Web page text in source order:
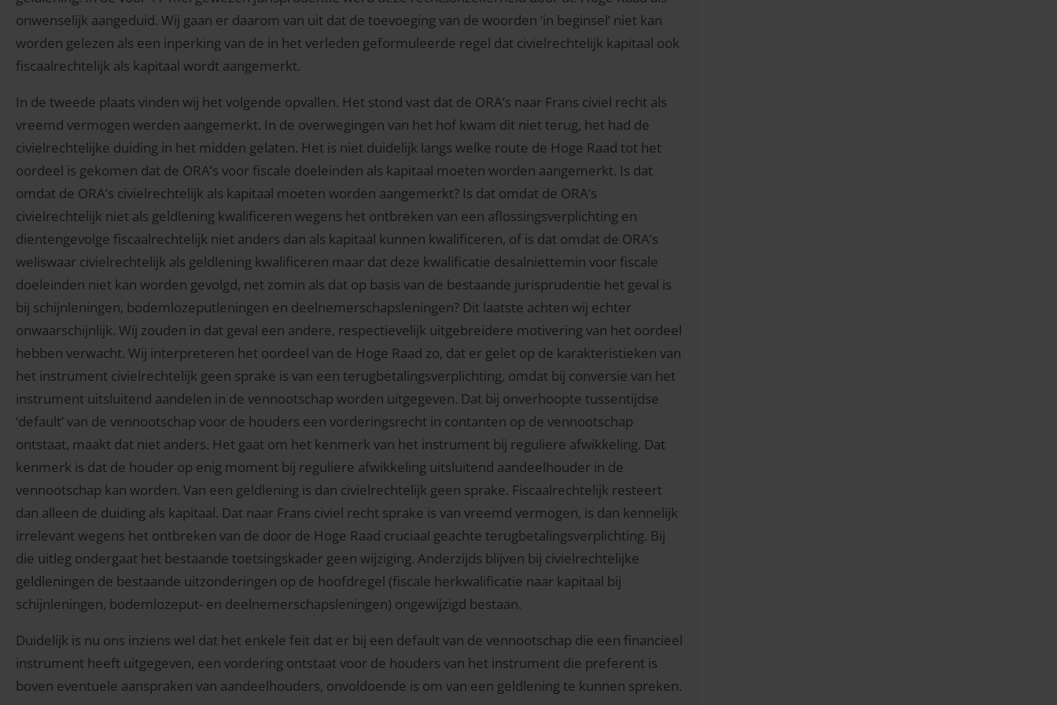
onwenselijk aangeduid. Wij gaan er daarom van uit dat de toevoeging van de woorden ‘in beginsel’ niet kan
worden gelezen als een inperking van de in het verleden geformuleerde regel dat civielrechtelijk kapitaal ook
fiscaalrechtelijk als kapitaal wordt aangemerkt.
In de tweede plaats vinden wij het volgende opvallen. Het stond vast dat de ORA’s naar Frans civiel recht als
vreemd vermogen werden aangemerkt. In de overwegingen van het hof kwam dit niet terug, het had de
civielrechtelijke duiding in het midden gelaten. Het is niet duidelijk langs welke route de Hoge Raad tot het
oordeel is gekomen dat de ORA’s voor fiscale doeleinden als kapitaal moeten worden aangemerkt. Is dat
omdat de ORA’s civielrechtelijk als kapitaal moeten worden aangemerkt? Is dat omdat de ORA’s
civielrechtelijk niet als geldlening kwalificeren wegens het ontbreken van een aflossingsverplichting en
dientengevolge fiscaalrechtelijk niet anders dan als kapitaal kunnen kwalificeren, of is dat omdat de ORA’s
weliswaar civielrechtelijk als geldlening kwalificeren maar dat deze kwalificatie desalniettemin voor fiscale
doeleinden niet kan worden gevolgd, net zomin als dat op basis van de bestaande jurisprudentie het geval is
bij schijnleningen, bodemlozeputleningen en deelnemerschapsleningen? Dit laatste achten wij echter
onwaarschijnlijk. Wij zouden in dat geval een andere, respectievelijk uitgebreidere motivering van het oordeel
hebben verwacht. Wij interpreteren het oordeel van de Hoge Raad zo, dat er gelet op de karakteristieken van
het instrument civielrechtelijk geen sprake is van een terugbetalingsverplichting, omdat bij conversie van het
instrument uitsluitend aandelen in de vennootschap worden uitgegeven. Dat bij onverhoopte tussentijdse
‘default’ van de vennootschap voor de houders een vorderingsrecht in contanten op de vennootschap
ontstaat, maakt dat niet anders. Het gaat om het kenmerk van het instrument bij reguliere afwikkeling. Dat
kenmerk is dat de houder op enig moment bij reguliere afwikkeling uitsluitend aandeelhouder in de
vennootschap kan worden. Van een geldlening is dan civielrechtelijk geen sprake. Fiscaalrechtelijk resteert
dan alleen de duiding als kapitaal. Dat naar Frans civiel recht sprake is van vreemd vermogen, is dan kennelijk
irrelevant wegens het ontbreken van de door de Hoge Raad cruciaal geachte terugbetalingsverplichting. Bij
die uitleg ondergaat het bestaande toetsingskader geen wijziging. Anderzijds blijven bij civielrechtelijke
geldleningen de bestaande uitzonderingen op de hoofdregel (fiscale herkwalificatie naar kapitaal bij
schijnleningen, bodemlozeput- en deelnemerschapsleningen) ongewijzigd bestaan.
Duidelijk is nu ons inziens wel dat het enkele feit dat er bij een default van de vennootschap die een financieel
instrument heeft uitgegeven, een vordering ontstaat voor de houders van het instrument die preferent is
boven eventuele aanspraken van aandeelhouders, onvoldoende is om van een geldlening te kunnen spreken.